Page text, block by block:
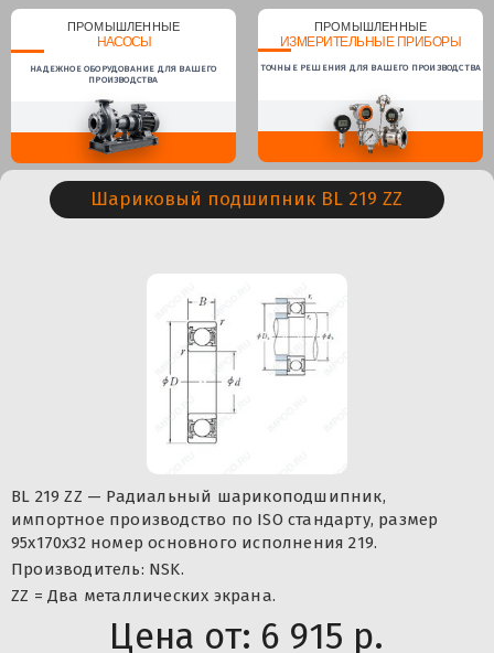
ПРОМЫШЛЕННЫЕ
НАСОСЫ
НАДЕЖНОЕ ОБОРУДОВАНИЕ ДЛЯ ВАШЕГО
ПРОИЗВОДСТВА
ПРОМЫШЛЕННЫЕ
ИЗМЕРИТЕЛЬНЫЕ ПРИБОРЫ
ТОЧНЫЕ РЕШЕНИЯ ДЛЯ ВАШЕГО ПРОИЗВОДСТВА
Шариковый подшипник BL 219 ZZ
BL 219 ZZ — Радиальный шарикоподшипник,
импортное производство по ISO стандарту, размер
95x170x32 номер основного исполнения 219.
Производитель: NSK.
ZZ = Два металлических экрана.
Цена от: 6 915 р.